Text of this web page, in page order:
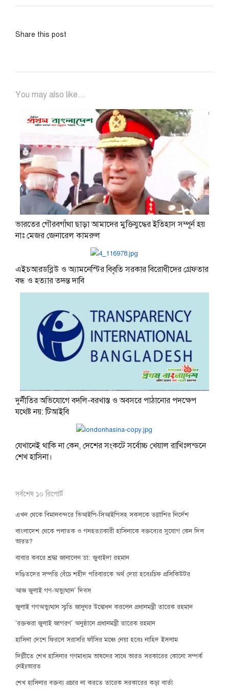
Share this post
You may also like...
ভারতের গৌরবগাঁথা ছাড়া আমাদের মুক্তিযুদ্ধের ইতিহাস সম্পূর্ন হয়
নাঃ মেজর জেনারেল কামরুল
এইচআরডব্লিউ ও অ্যামনেস্টির বিবৃতি সরকার বিরোধীদের গ্রেফতার
বন্ধ ও হত্যার তদন্ত দাবি
দুর্নীতির অভিযোগে বদলি-বরখাস্ত ও অবসরে পাঠানোর পদক্ষেপ
যথেষ্ট নয়: টিআইবি
যেখানেই থাকি না কেন, দেশের সংকটে সর্বোচ্চ খেয়াল রাখিঃলন্ডনে
শেখ হাসিনা।
সর্বশেষ ১০ রিপোর্ট
এখন থেকে বিমানবন্দরে ভিআইপি-সিআইপিসহ সকলকে তল্লাশির নির্দেশ
বাংলাদেশ থেকে পলাতক ও গনহত্যাকারী হাসিনাকে বক্তব্যের সুযোগ কেন দিল
ভারত?
বাবার কবরে শ্রদ্ধা জানালেন ডা: জুবাইদা রহমান
দণ্ডিতদের সম্পত্তি বেঁচে শহীদ পরিবারকে অর্থ দেয়া হবেঃচিফ প্রসিকিউটর
আজ জুলাই গণ-অভ্যুত্থান’ দিবস
জুলাই গণঅভ্যুত্থান স্মৃতি জাদুঘর উদ্বোধন করলেন প্রধানমন্ত্রী তারেক রহমান
‘রক্তঝরা জুলাই জাগরণ’ অনুষ্ঠানে প্রধানমন্ত্রী তারেক রহমান
হাসিনা দেশে ফিরলে সরাসরি ফাঁসির মঞ্চে নেয়া হবেঃ নাহিদ ইসলাম
দিল্লীতে শেখ হাসিনার গণমাধ্যম ভাষনের সাথে ভারত সরকারের কোনো সম্পর্ক
নেইঃভারত
শেখ হাসিনার বক্তব্য প্রচার না করতে তারেক সরকারের কড়া বার্তা